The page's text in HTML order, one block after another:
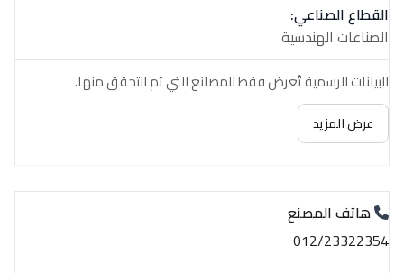
القطاع الصناعي:
الصناعات الهندسية
البيانات الرسمية تُعرض فقط للمصانع التي تم التحقق منها.
عرض المزيد
هاتف المصنع
012/23322354